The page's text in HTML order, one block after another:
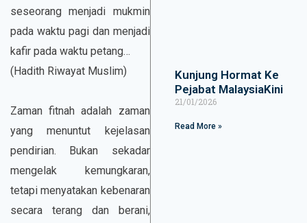
seseorang menjadi mukmin
pada waktu pagi dan menjadi
kafir pada waktu petang…
(Hadith Riwayat Muslim)
Zaman fitnah adalah zaman
yang menuntut kejelasan
pendirian. Bukan sekadar
mengelak kemungkaran,
tetapi menyatakan kebenaran
secara terang dan berani,
Kunjung Hormat Ke
Pejabat MalaysiaKini
21/01/2026
Read More »